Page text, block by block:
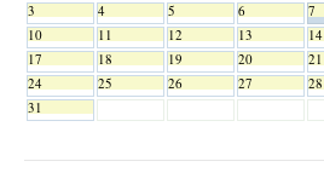
3
4 5 6 7
10
11 12 13 14
17
18 19 20 21
24
25 26 27 28
31